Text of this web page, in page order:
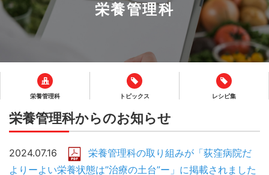
栄養管理科
栄養管理科 トピックス レシピ集
栄養管理科からのお知らせ
2024.07.16
栄養管理科の取り組みが「荻窪病院だ
よりーよい栄養状態は”治療の土台”ー」に掲載されました